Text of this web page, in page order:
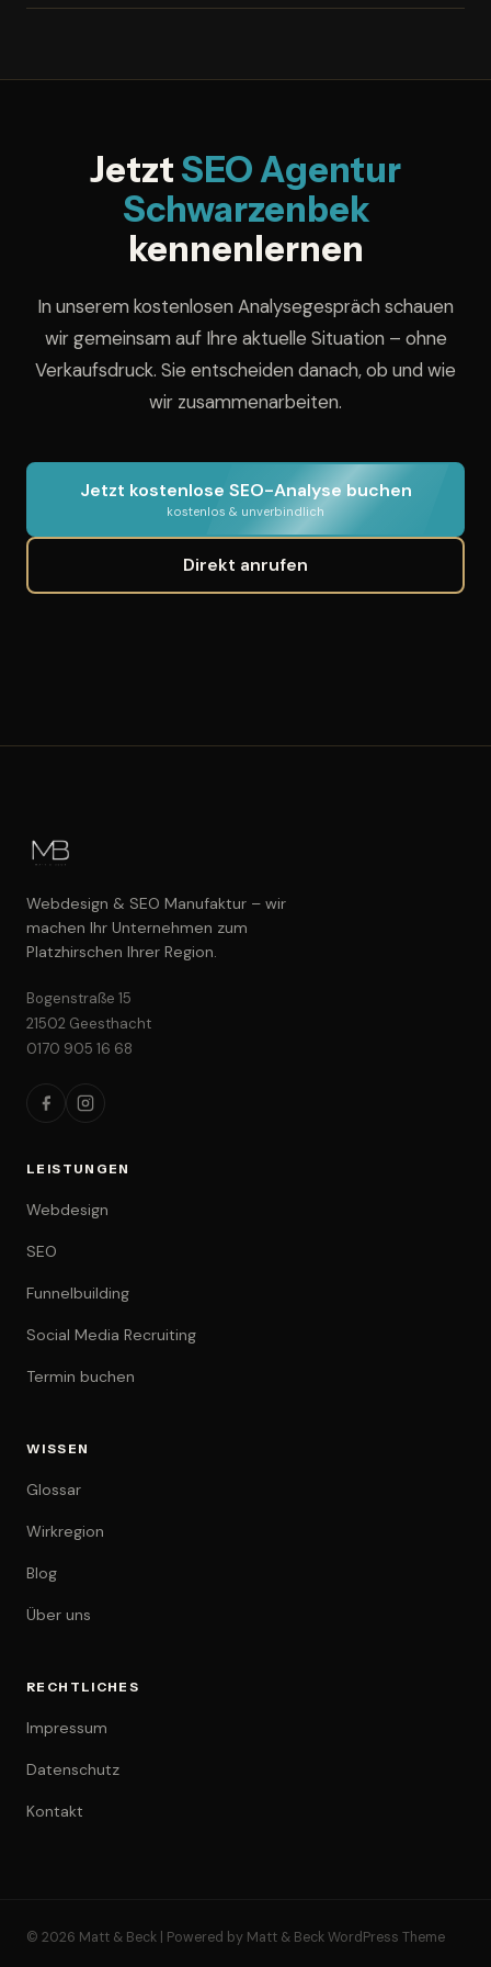
Umkreis für keinen direkten Wettbewerber tätig
Jetzt SEO Agentur
Schwarzenbek
kennenlernen
In unserem kostenlosen Analysegespräch schauen
wir gemeinsam auf Ihre aktuelle Situation – ohne
Verkaufsdruck. Sie entscheiden danach, ob und wie
wir zusammenarbeiten.
Jetzt kostenlose SEO-Analyse buchen
kostenlos & unverbindlich
Direkt anrufen
Webdesign & SEO Manufaktur – wir
machen Ihr Unternehmen zum
Platzhirschen Ihrer Region.
Bogenstraße 15
21502 Geesthacht
0170 905 16 68
LEISTUNGEN
Webdesign
SEO
Funnelbuilding
Social Media Recruiting
Termin buchen
WISSEN
Glossar
Wirkregion
Blog
Über uns
RECHTLICHES
Impressum
Datenschutz
Kontakt
© 2026 Matt & Beck | Powered by Matt & Beck WordPress Theme